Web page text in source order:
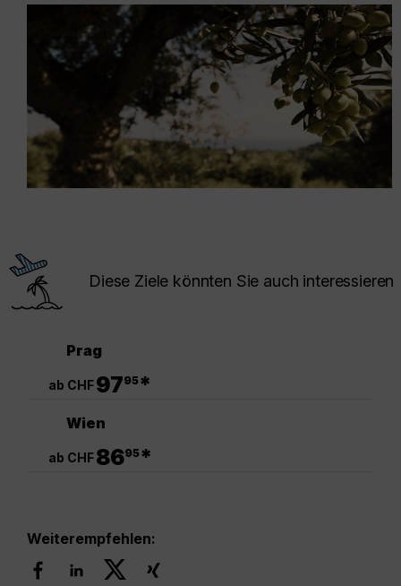
Diese Ziele könnten Sie auch interessieren
Prag
ab CHF9795*
Wien
ab CHF8695*
Weiterempfehlen: